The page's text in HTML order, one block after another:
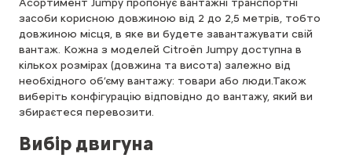
Асортимент Jumpy пропонує вантажні транспортні
засоби корисною довжиною від 2 до 2,5 метрів, тобто
довжиною місця, в яке ви будете завантажувати свій
вантаж. Кожна з моделей Citroën Jumpy доступна в
кількох розмірах (довжина та висота) залежно від
необхідного об’єму вантажу: товари або люди.Також
виберіть конфігурацію відповідно до вантажу, який ви
збираєтеся перевозити.
Вибір двигуна